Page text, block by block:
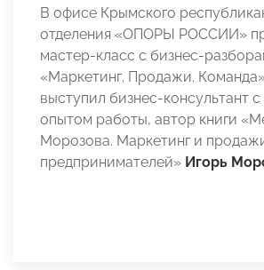
В офисе Крымского
отделения «ОПОРЫ РОССИИ»
мастер-класс с бизнес-
«Маркетинг. Продажи.
выступил бизнес-консультант
опытом работы, автор книги
Морозова. Маркетинг и
предпринимателей» Игорь